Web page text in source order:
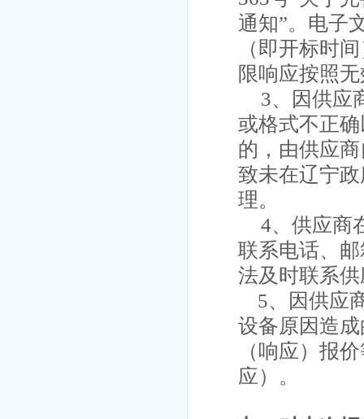
通知”。电子
（即开标时
限响应按照
3、
因供应
或格式不正
的，由供应
致未在辽宁
理。
4、供应商
联系电话、
法及时联系
5、因供应
设备原因造
（响应）报
应）。